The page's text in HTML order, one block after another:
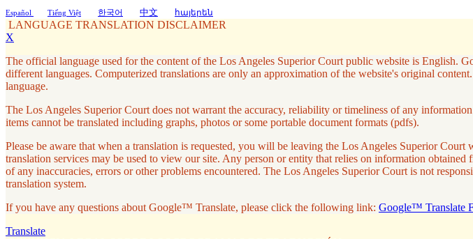
Español Tiếng Việt 한국어 中文 հայերեն
LANGUAGE TRANSLATION DISCLAIMER
X
The official language used for the content of the Los Angeles Superior Court public website is English.
different languages. Computerized translations are only an approximation of the website's original
language.
The Los Angeles Superior Court does not warrant the accuracy, reliability or timeliness of any
items cannot be translated including graphs, photos or some portable document formats (pdfs).
Please be aware that when a translation is requested, you will be leaving the Los Angeles Superior
translation services may be used to view our site. Any person or entity that relies on information
of any inaccuracies, errors or other problems encountered. The Los Angeles Superior Court is not
translation system.
If you have any questions about Google™ Translate, please click the following link: Google™ Translate
Translate